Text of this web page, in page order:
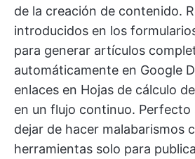
de la creación de contenido.
introducidos en los
para generar artículos
automáticamente en Google
enlaces en Hojas de cálculo
en un flujo continuo. Perfecto
dejar de hacer malabarismos
herramientas solo para